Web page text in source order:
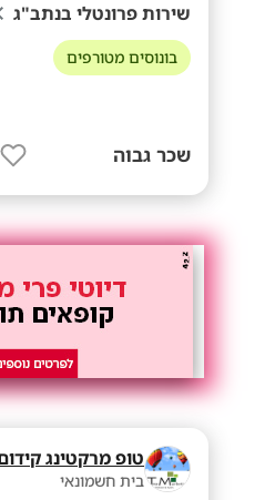
שירות פרונטלי בנתב"ג
בונוסים מטורפים
שכר גבוה
בית חשמונאי